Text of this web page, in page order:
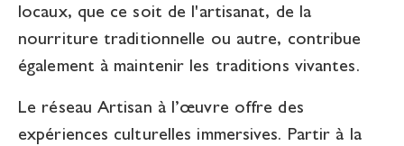
locaux, que ce soit de l'artisanat, de la
nourriture traditionnelle ou autre, contribue
également à maintenir les traditions vivantes.
Le réseau Artisan à l’œuvre offre des
expériences culturelles immersives. Partir à la